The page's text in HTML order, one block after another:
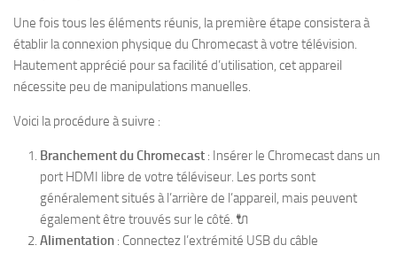
Une fois tous les éléments réunis, la première étape consistera à
établir la connexion physique du Chromecast à votre télévision.
Hautement apprécié pour sa facilité d’utilisation, cet appareil
nécessite peu de manipulations manuelles.
Voici la procédure à suivre :
Branchement du Chromecast : Insérer le Chromecast dans un
port HDMI libre de votre téléviseur. Les ports sont
généralement situés à l’arrière de l’appareil, mais peuvent
également être trouvés sur le côté. 🔌
Alimentation : Connectez l’extrémité USB du câble